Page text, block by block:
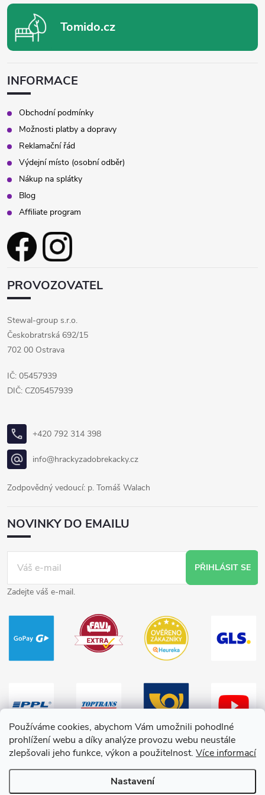
Používáme cookies, abychom Vám umožnili pohodlné
prohlížení webu a díky analýze provozu webu neustále
zlepšovali jeho funkce, výkon a použitelnost. Více informací
Nastavení
Tomido.cz
INFORMACE
Obchodní podmínky
Možnosti platby a dopravy
Reklamační řád
Výdejní místo (osobní odběr)
Nákup na splátky
Blog
Affiliate program
PROVOZOVATEL
Stewal-group s.r.o.
Českobratrská 692/15
702 00 Ostrava
IČ: 05457939
DIČ: CZ05457939
+420 792 314 398
info@hrackyzadobrekacky.cz
Zodpovědný vedoucí: p. Tomáš Walach
NOVINKY DO EMAILU
PŘIHLÁSIT SE
Zadejte váš e-mail.